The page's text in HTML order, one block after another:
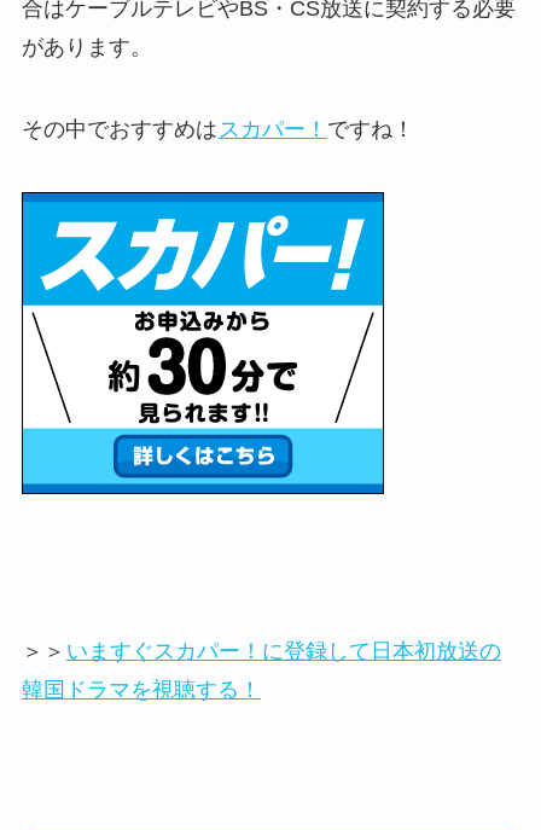
合はケーブルテレビやBS・CS放送に契約する必要
があります。
その中でおすすめはスカパー！ ですね！
＞＞ いますぐスカパー！に登録して日本初放送の
韓国ドラマを視聴する！